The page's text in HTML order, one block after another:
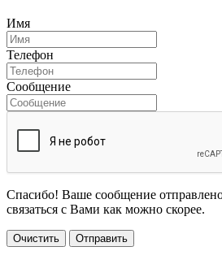
Имя
Телефон
Сообщение
Спасибо! Ваше сообщение
связаться с Вами как можно скорее.
Очистить Отправить